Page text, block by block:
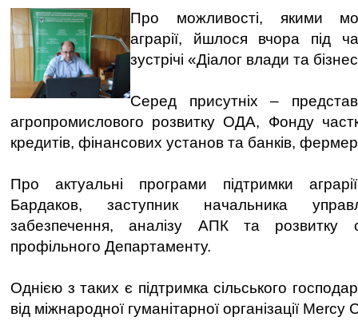
Про можливості, якими
аграрії, йшлося вчора під
зустрічі «Діалог влади та
Серед присутніх –
агропромислового розвитку ОДА, Фонду
кредитів, фінансових установ та банків,
Про актуальні програми підтримки
Бардаков, заступник начальника
забезпечення, аналізу АПК та розвитку
профільного Департаменту.
Однією з таких є підтримка сільського
від міжнародної гуманітарної організації Mercy